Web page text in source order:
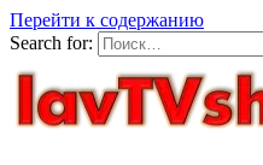
Перейти к содержанию
Search for: